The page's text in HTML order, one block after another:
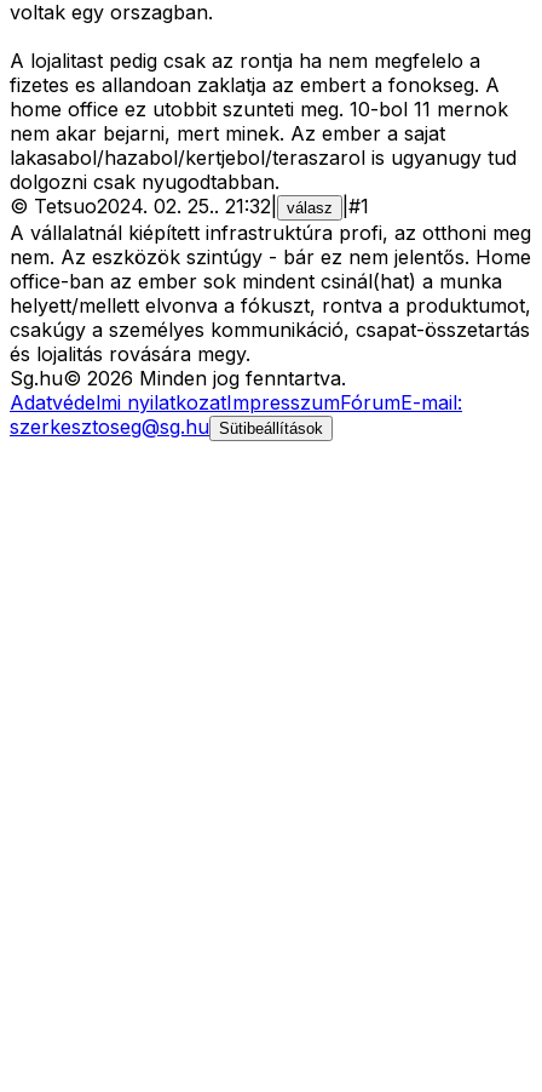
voltak egy orszagban.
A lojalitast pedig csak az rontja ha nem megfelelo a
fizetes es allandoan zaklatja az embert a fonokseg. A
home office ez utobbit szunteti meg. 10-bol 11 mernok
nem akar bejarni, mert minek. Az ember a sajat
lakasabol/hazabol/kertjebol/teraszarol is ugyanugy tud
dolgozni csak nyugodtabban.
© Tetsuo2024. 02. 25.. 21:32 válasz #1
A vállalatnál kiépített infrastruktúra profi, az otthoni meg
nem. Az eszközök szintúgy - bár ez nem jelentős. Home
office-ban az ember sok mindent csinál(hat) a munka
helyett/mellett elvonva a fókuszt, rontva a produktumot,
csakúgy a személyes kommunikáció, csapat-összetartás
és lojalitás rovására megy.
Sg.hu© 2026 Minden jog fenntartva.
Adatvédelmi nyilatkozatImpresszumFórumE-mail:
szerkesztoseg@sg.hu Sütibeállítások